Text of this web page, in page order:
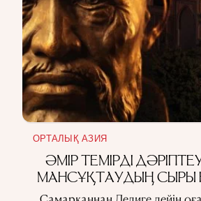
ОРТАЛЫҚ АЗИЯ
ӘМІР ТЕМІРДІ
МАНСҰҚТАУДЫҢ СЫРЫ